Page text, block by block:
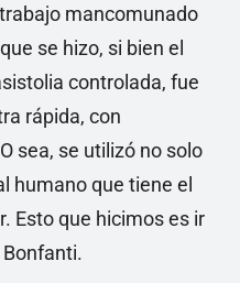
mancomunado
se hizo, si bien el
controlada, fue
rápida, con
sea, se utilizó no solo
humano que tiene el
Esto que hicimos es ir
Bonfanti.